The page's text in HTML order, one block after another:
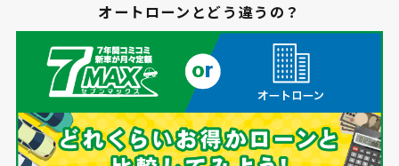
オートローンとどう違うの？